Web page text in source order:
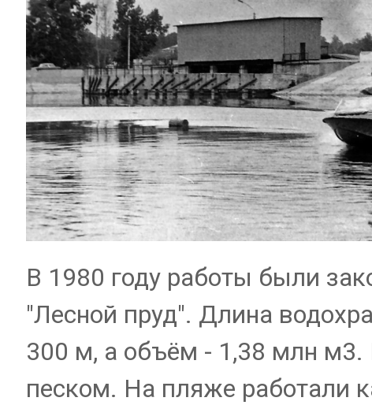
В 1980 году работы были
"Лесной пруд". Длина
300 м, а объём - 1,38 млн м3.
песком. На пляже работали